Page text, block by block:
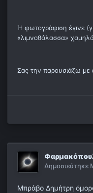
Ή φωτογράφιση έγινε
«λιμνοθάλασσα»
Σας την παρουσιάζω με
Δημοσιεύτηκε
Mπράβο Δημήτρη